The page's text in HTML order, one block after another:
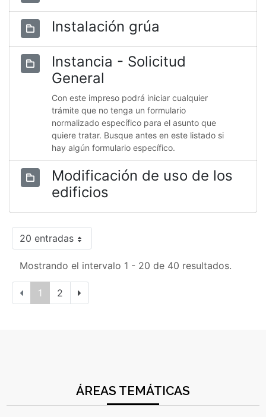
Instalación grúa
Instancia - Solicitud
General
Con este impreso podrá iniciar cualquier
trámite que no tenga un formulario
normalizado específico para el asunto que
quiere tratar. Busque antes en este listado si
hay algún formulario específico.
Modificación de uso de los
edificios
20 entradas
Mostrando el intervalo 1 - 20 de 40 resultados.
1 2
ÁREAS TEMÁTICAS